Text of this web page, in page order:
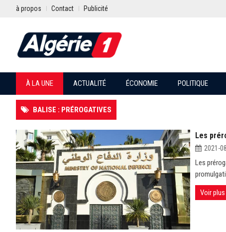
à propos Contact Publicité
À LA UNE ACTUALITÉ ÉCONOMIE POLITIQUE
BALISE : PRÉROGATIVES
Les
2021-
Les
Voir plus